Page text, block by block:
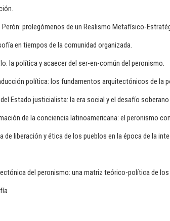
Perón: prolegómenos de un Realismo Metafísico-
en tiempos de la comunidad organizada.
la política y acaecer del ser-en-común del peronismo.
política: los fundamentos arquitectónicos de la
del Estado justicialista: la era social y el desafío soberano
de la conciencia latinoamericana: el peronismo
de liberación y ética de los pueblos en la época de la
del peronismo: una matriz teórico-política de los